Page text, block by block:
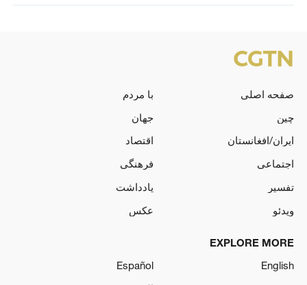
صفحه اصلی
با مردم
چین
جهان
ایران/افغانستان
اقتصاد
اجتماعی
فرهنگی
تفسیر
یادداشت
ویدئو
عکس
EXPLORE MORE
English
Español